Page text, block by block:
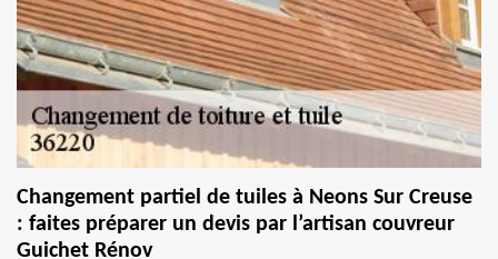
Changement partiel de tuiles à Neons Sur Creuse
: faites préparer un devis par l’artisan couvreur
Guichet Rénov